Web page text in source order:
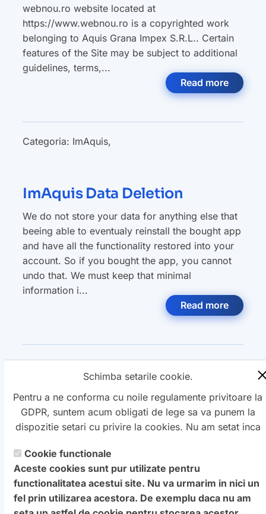
webnou.ro website located at
https://www.webnou.ro is a copyrighted work
belonging to Aquis Grana Impex S.R.L.. Certain
features of the Site may be subject to additional
guidelines, terms,...
Read more
Categoria: ImAquis,
ImAquis Data Deletion
We do not store your data for anything else that
beeing able to eventualy reinstall the bought app
and have all the functionality restored into your
account. So if you bought the app, you cannot
undo that. We must keep that minimal
information i...
Read more
Categoria:ImAquis,
Copyright ©Petro&
profesionale de creareWebNou. Hai la noi !
Textele si imaginile prezente pe acest site au fost furnizate de
catre proprietarul de domeniu! Pentru orice probleme va rog
Schimba setarile cookie.
Pentru a ne conforma cu noile regulamente privitoare la
GDPR, suntem acum obligati de lege sa va punem la
dispozitie setari cu privire la cookies. Nu am setat inca
schimbati aceste setari mai tarziu, va punem la
dispozitie un buton in coltul de jos al paginii. In orice
caz, va aducem la cunostiinta ca unele cookie sunt intr-
adevar necesare website-ului nostru pentru a functiona,
Cookie functionale
Aceste cookies sunt pur utilizate pentru
functionalitatea acestui site. Nu va urmarim in nici un
fel prin utilizarea acestora. De exemplu daca nu am